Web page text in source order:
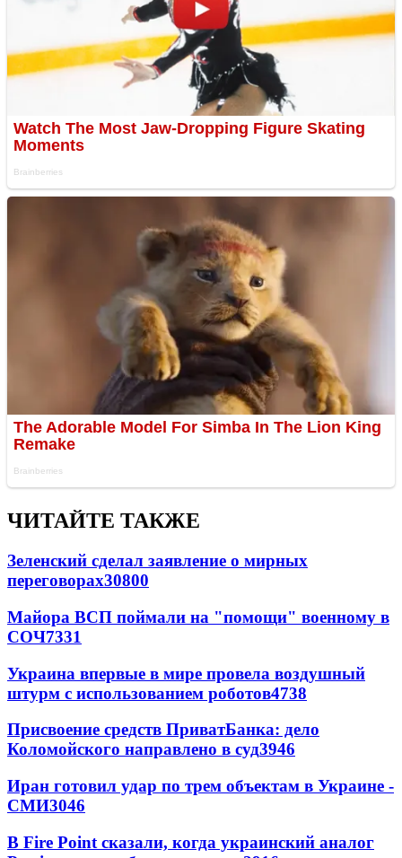
ЧИТАЙТЕ ТАКЖЕ
Зеленский сделал заявление о мирных
переговорах30800
Майора ВСП поймали на "помощи" военному в
СОЧ7331
Украина впервые в мире провела воздушный
штурм с использованием роботов4738
Присвоение средств ПриватБанка: дело
Коломойского направлено в суд3946
Иран готовил удар по трем объектам в Украине -
СМИ3046
В Fire Point сказали, когда украинский аналог